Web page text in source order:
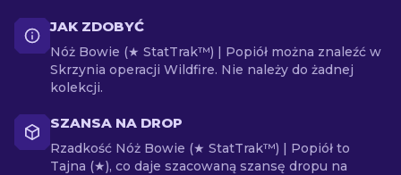
JAK ZDOBYĆ
Nóż Bowie (★ StatTrak™) | Popiół można znaleźć w
Skrzynia operacji Wildfire. Nie należy do żadnej
kolekcji.
SZANSA NA DROP
Rzadkość Nóż Bowie (★ StatTrak™) | Popiół to
Tajna (★), co daje szacowaną szansę dropu na